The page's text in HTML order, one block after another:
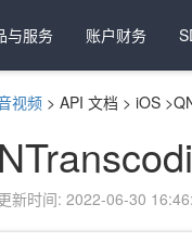
与服务 账户财务
视频 > API 文档 > iOS >
新时间: 2022-06-30